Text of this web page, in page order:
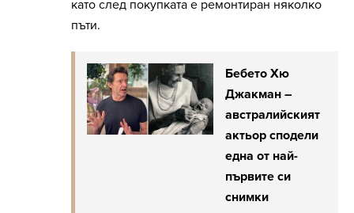
като след покупката е ремонтиран няколко
пъти.
Бебето Хю
Джакман –
австралийският
актьор сподели
една от най-
първите си
снимки